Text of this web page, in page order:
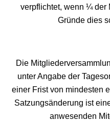
verpflichtet, wenn ¼ der
Gründe dies
Die
unter Angabe der
einer Frist von mindesten
Satzungsänderung ist
anwesenden